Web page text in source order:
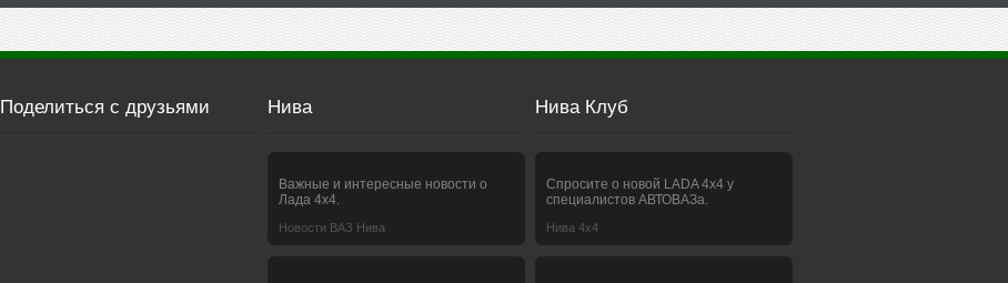
Поделиться с друзьями Нива
Важные и интересные новости о
Лада 4х4.
Новости ВАЗ Нива
Нива Клуб
Спросите о новой LADA 4x4 у
специалистов АВТОВАЗа.
Нива 4х4